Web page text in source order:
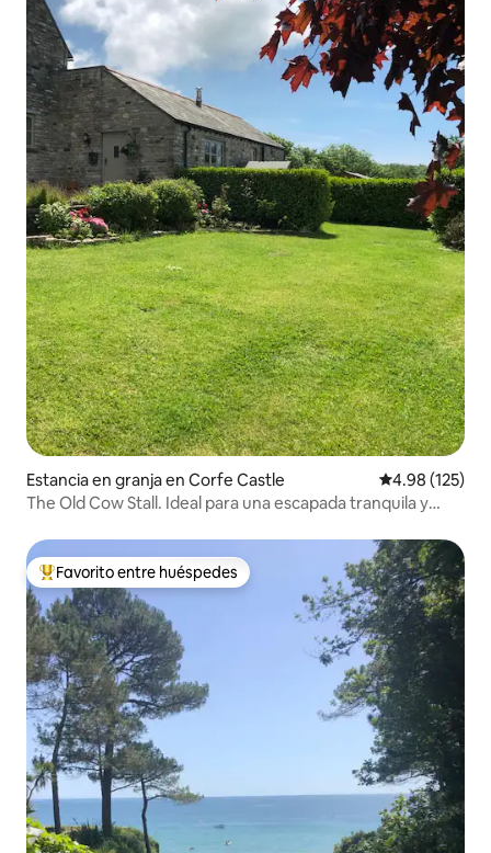
Estancia en granja en Corfe Castle Calificación
4.98 (125)
The Old Cow Stall. Ideal para una escapada tranquila y
De los mejores en Favorito entre huéspedes
Favorito entre huéspedes